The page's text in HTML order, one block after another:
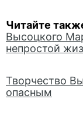
Читайте
Высоцкого
непростой
Творчество
опасным